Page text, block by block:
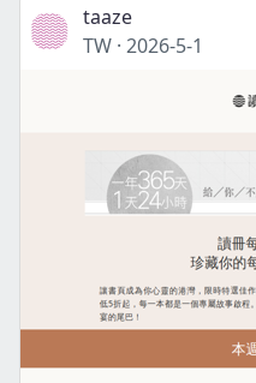
taaze
TW · 2026-5-1